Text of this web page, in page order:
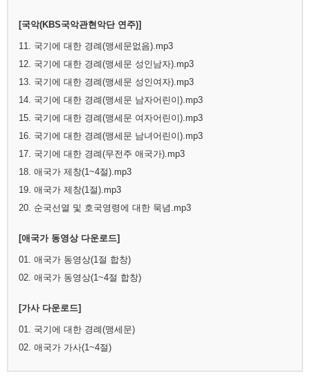
[국악(KBS국악관현악단 연주)]
11. 국기에 대한 경례(맹세문없음).mp3
12. 국기에 대한 경례(맹세문 성인남자).mp3
13. 국기에 대한 경례(맹세문 성인여자).mp3
14. 국기에 대한 경례(맹세문 남자어린이).mp3
15. 국기에 대한 경례(맹세문 여자어린이).mp3
16. 국기에 대한 경례(맹세문 남녀어린이).mp3
17. 국기에 대한 경례(무전주 애국가).mp3
18. 애국가 제창(1~4절).mp3
19. 애국가 제창(1절).mp3
20. 순국선열 및 호국영령에 대한 묵념.mp3
[애국가 동영상 다운로드]
01. 애국가 동영상(1절 합창)
02. 애국가 동영상(1~4절 합창)
[가사 다운로드]
01. 국기에 대한 경례(맹세문)
02. 애국가 가사(1~4절)